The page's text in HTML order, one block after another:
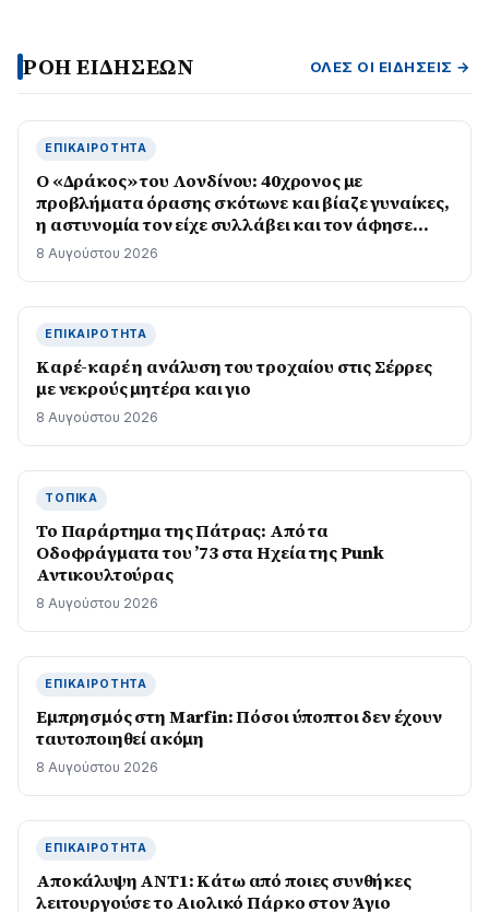
ΡΟΗ ΕΙΔΗΣΕΩΝ ΌΛΕΣ ΟΙ ΕΙΔΉΣΕΙΣ →
ΕΠΙΚΑΙΡΌΤΗΤΑ
Ο «Δράκος» του Λονδίνου: 40χρονος με
προβλήματα όρασης σκότωνε και βίαζε γυναίκες,
η αστυνομία τον είχε συλλάβει και τον άφησε
ελεύθερο
8 Αυγούστου 2026
ΕΠΙΚΑΙΡΌΤΗΤΑ
Καρέ-καρέ η ανάλυση του τροχαίου στις Σέρρες
με νεκρούς μητέρα και γιο
8 Αυγούστου 2026
ΤΟΠΙΚΆ
Το Παράρτημα της Πάτρας: Από τα
Οδοφράγματα του ’73 στα Ηχεία της Punk
Αντικουλτούρας
8 Αυγούστου 2026
ΕΠΙΚΑΙΡΌΤΗΤΑ
Εμπρησμός στη Marfin: Πόσοι ύποπτοι δεν έχουν
ταυτοποιηθεί ακόμη
8 Αυγούστου 2026
ΕΠΙΚΑΙΡΌΤΗΤΑ
Αποκάλυψη ΑΝΤ1: Κάτω από ποιες συνθήκες
λειτουργούσε το Αιολικό Πάρκο στον Άγιο